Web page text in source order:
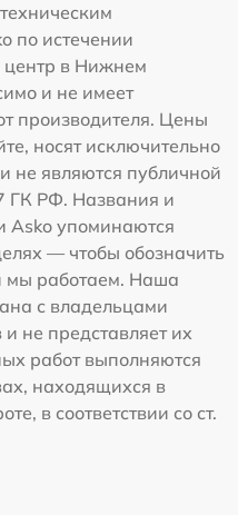
по истечении
центр в Нижнем
и не имеет
производителя. Цены
носят исключительно
не являются публичной
ГК РФ. Названия и
Asko упоминаются
— чтобы обозначить
мы работаем. Наша
с владельцами
не представляет их
работ выполняются
находящихся в
в соответствии со ст.